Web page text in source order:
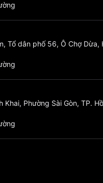
Tổ dân phố 56, Ô Chợ Dừa,
Khai, Phường Sài Gòn, TP.